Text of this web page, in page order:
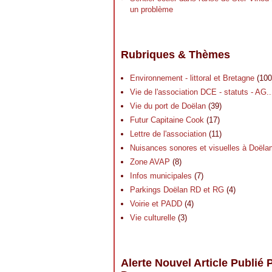
un problème
Rubriques & Thèmes
Environnement - littoral et Bretagne
Vie de l'association DCE - statuts -
Vie du port de Doëlan (39)
Futur Capitaine Cook (17)
Lettre de l'association (11)
Nuisances sonores et visuelles à
Zone AVAP (8)
Infos municipales (7)
Parkings Doëlan RD et RG (4)
Voirie et PADD (4)
Vie culturelle (3)
Alerte Nouvel Article Publié